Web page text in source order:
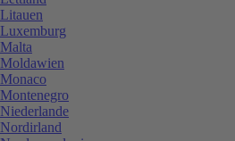
Litauen
Luxemburg
Malta
Moldawien
Monaco
Montenegro
Niederlande
Nordirland